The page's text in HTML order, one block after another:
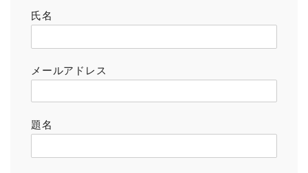
氏名
メールアドレス
題名